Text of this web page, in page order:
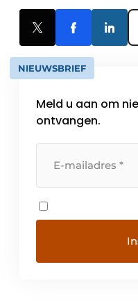
NIEUWSBRIEF
Meld u aan om
ontvangen.